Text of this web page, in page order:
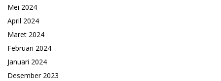
Mei 2024
April 2024
Maret 2024
Februari 2024
Januari 2024
Desember 2023